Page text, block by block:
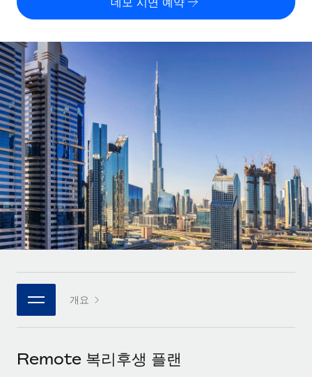
PEO
복잡한 고용 업무를 아웃소싱
인프라
Remote 통합
HR을 워크플로에 매끄럽게 통합
플랫폼
팀을 위한 통합된 핵심 HR 기능
연결 새로운
통합
핵심 비즈니스 도구로 프로세스를 간소화
Remote와 다른 솔루션 비교
다른 업체들과 비교해보기
성장 단계
스타트업
성장하는 기업을 위한 민첩한 글로벌 HR 및 급여 솔루션
중견기업
맞춤형 HR 솔루션으로 팀 확장
엔터프라이즈
대기업을 위한 글로벌 HR
REMOTE 파트너 되기
플랫폼에 글로벌 HR을 유연하게 통합
Remote와의 파트너십 기회 탐색
Remote Build 곧 제공 예정
국가별 총 인건비 계산
글로벌 계약직을 위한 통화 옵션과 지급 소요 시간 확인
REMOTE와 함께 배우기
리서치 및 가이드
사례 연구
HR 용어집
체크리스트 및 템플릿
직무 설명 라이브러리
이벤트
급여 및 인재 인사이트
English
Nederlands
Français
Deutsch
Español
Italiano
Português (Portugal)
한국어
개요
Remote 복리후생 플랜